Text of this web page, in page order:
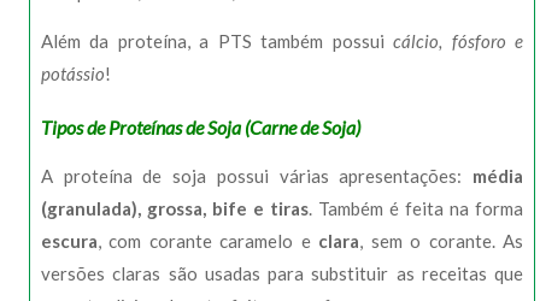
Além da proteína, a PTS também possuicálcio, fósforo e
potássio!
Tipos de Proteínas de Soja (Carne de Soja)
A proteína de soja possui várias apresentações: média
(granulada), grossa, bife e tiras . Também é feita na forma
escura , com corante caramelo e clara , sem o corante. As
versões claras são usadas para substituir as receitas que